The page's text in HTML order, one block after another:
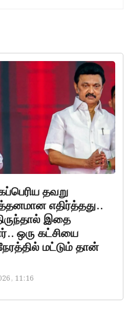
தவறு
எதிர்த்தது..
இதை
ஒரு கட்சியை
மட்டும் தான்
11:16